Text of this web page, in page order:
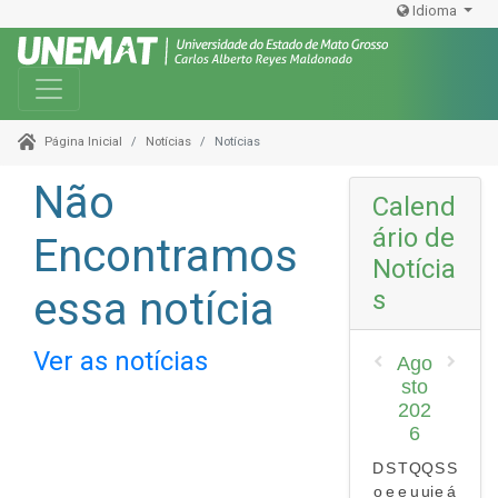
Idioma
Toggle navigation
Página Inicial Notícias Notícias
Não
Encontramos
essa notícia
Ver as notícias
Calend
ário de
Notícia
s
Ago
sto
202
6
D
o
S
e
T
e
Q
u
Q
ui
S
e
S
á